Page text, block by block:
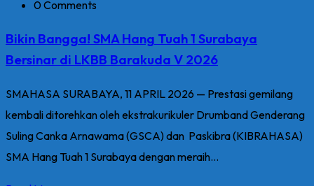
0 Comments
Bikin Bangga! SMA Hang Tuah 1 Surabaya
Bersinar di LKBB Barakuda V 2026
SMAHASA SURABAYA, 11 APRIL 2026 — Prestasi gemilang
kembali ditorehkan oleh ekstrakurikuler Drumband Genderang
Suling Canka Arnawama (GSCA) dan Paskibra (KIBRAHASA)
SMA Hang Tuah 1 Surabaya dengan meraih...